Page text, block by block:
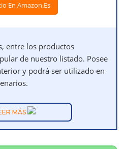
En Amazon.es
entre los productos
de nuestro listado. Posee
y podrá ser utilizado en
MÁS